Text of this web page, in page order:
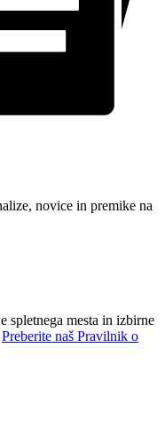
novice in premike na
spletnega mesta in izbirne
Preberite naš Pravilnik o